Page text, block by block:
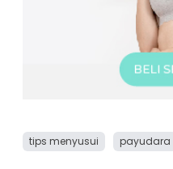
tips menyusui payudara